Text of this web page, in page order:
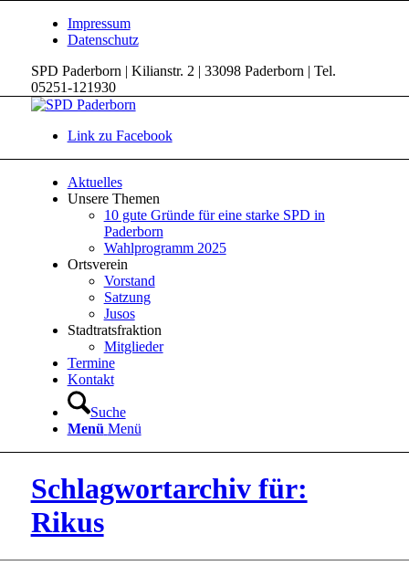
Impressum
Datenschutz
SPD Paderborn | Kilianstr. 2 | 33098 Paderborn | Tel.
05251-121930
Link zu Facebook
Aktuelles
Unsere Themen
10 gute Gründe für eine starke SPD in
Paderborn
Wahlprogramm 2025
Ortsverein
Vorstand
Satzung
Jusos
Stadtratsfraktion
Mitglieder
Termine
Kontakt
Suche
Menü Menü
Schlagwortarchiv für:
Rikus